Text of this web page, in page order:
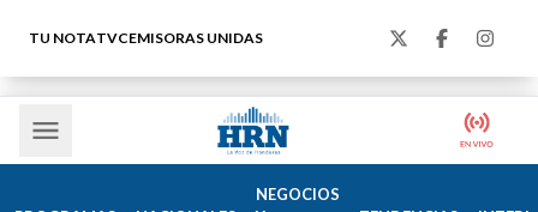
TU NOTATVCEMISORAS UNIDAS
NEGOCIOS